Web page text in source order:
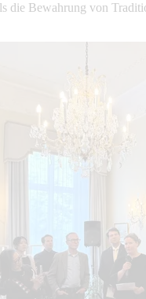
die Bewahrung von